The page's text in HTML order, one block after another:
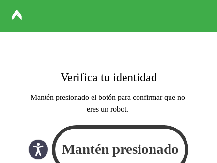
Verifica tu identidad
Mantén presionado el botón para confirmar que no
eres un robot.